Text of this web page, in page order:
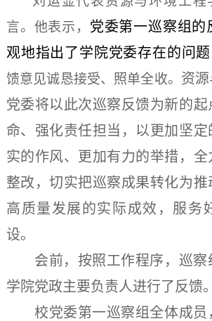
言。他表示， 党委第一巡察组的
观地指出了学院党委存在的问题
馈意见诚恳接受、照单全收。 资
党委将以此次巡察反馈为新的
命、强化责任担当，以更加坚
实的作风、更加有力的举措，
整改，切实把巡察成果转化为
高质量发展的实际成效，服务
设。
会前，按照工作程序，巡察
学院党政主要负责人进行了反馈。
校党委第一巡察组全体成员